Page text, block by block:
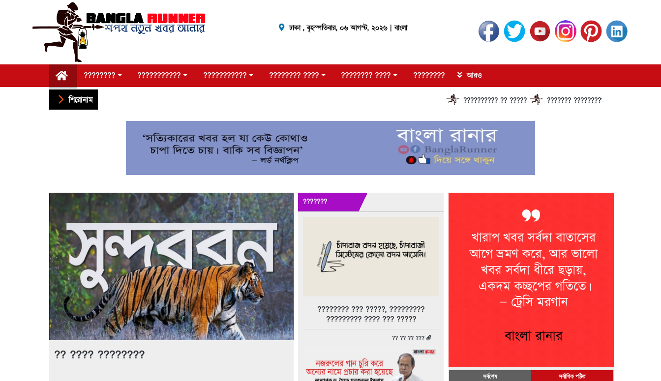
ঢাকা ,বৃহস্পতিবার, ০৬ আগস্ট, ২০২৬ | বাংলা
???????? ??????????? ??????????? ???????? ???? ???????? ???? ???????? আরও
শিরোনাম ?????????? ?? ????? ??????? ?????????????? ?????? ????????????
?? ???? ????????
???????
???????? ??? ?????, ?????????
????????? ???? ??? ?????
?? ?? ?? ???
সর্বশেষ সর্বাধিক পঠিত